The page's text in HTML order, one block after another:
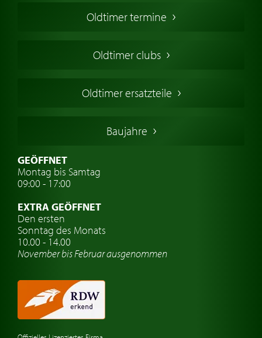
Oldtimers in Europa
Englische Oldtimer
Deutsche Oldtimer
Schwedische Oldtimer
Oldtimer mit h-kennzeichen
Auto Oldtimer Markt
Oldtimer-Versicherung
Oldtimer-Clubs
Oldtimer-Reisen
Automarken uhren
Oldtimer termine
Oldtimer clubs
Oldtimer ersatzteile
Baujahre
GEÖFFNET
Montag bis Samtag
09:00 - 17:00
EXTRA GEÖFFNET
Den ersten
Sonntag des Monats
10.00 - 14.00
November bis Februar ausgenommen